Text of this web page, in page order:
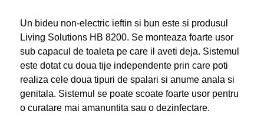
Un bideu non-electric ieftin si bun este si produsul
Living Solutions HB 8200. Se monteaza foarte usor
sub capacul de toaleta pe care il aveti deja. Sistemul
este dotat cu doua tije independente prin care poti
realiza cele doua tipuri de spalari si anume anala si
genitala. Sistemul se poate scoate foarte usor pentru
o curatare mai amanuntita sau o dezinfectare.